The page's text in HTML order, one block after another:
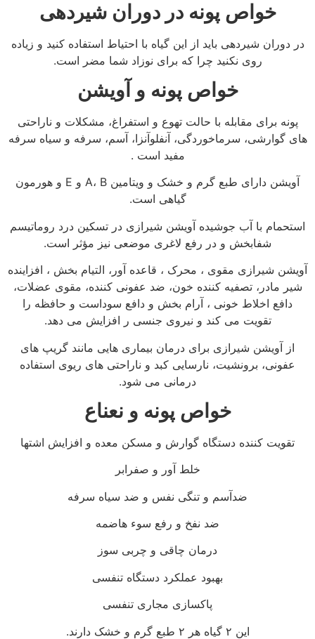
خواص پونه در دوران شیردهی
در دوران شیردهی باید از این گیاه با احتیاط استفاده کنید و زیاده
روی نکنید چرا که برای نوزاد شما مضر است.
خواص پونه و آویشن
پونه برای مقابله با حالت تهوع و استفراغ، مشکلات و ناراحتی
‏های گوارشی، سرماخوردگی، آنفلوآنزا، آسم، سرفه و سیاه سرفه
مفید است .
آویشن دارای طبع گرم و خشک و ویتامین A، B و E و هورمون
گیاهی است.
استحمام با آب جوشیده آویشن شیرازی در تسکین درد روماتیسم
شفابخش و در رفع لاغری موضعی نیز مؤثر است.
آویشن شیرازی مقوی ، محرک ، قاعده آور، التیام بخش ، افزاینده
شیر مادر، تصفیه کننده خون، ضد عفونی کننده، مقوی عضلات،
دافع اخلاط خونی ، آرام بخش و دافع سوداست و حافظه را
تقویت می کند و نیروی جنسی ر افزایش می دهد.
از آویشن شیرازی برای درمان بیماری هایی مانند گریپ های
عفونی، برونشیت، نارسایی کبد و ناراحتی های ریوی استفاده
درمانی می شود.
خواص پونه و نعناع
تقویت کننده دستگاه گوارش و مسکن معده و افزایش اشتها
خلط آور و صفرابر
ضدآسم و تنگی نفس و ضد سیاه سرفه
ضد نفخ و رفع سوء هاضمه
درمان چاقی و چربی سوز
بهبود عملکرد دستگاه تنفسی
پاکسازی مجاری تنفسی
این ۲ گیاه هر ۲ طبع گرم و خشک دارند.